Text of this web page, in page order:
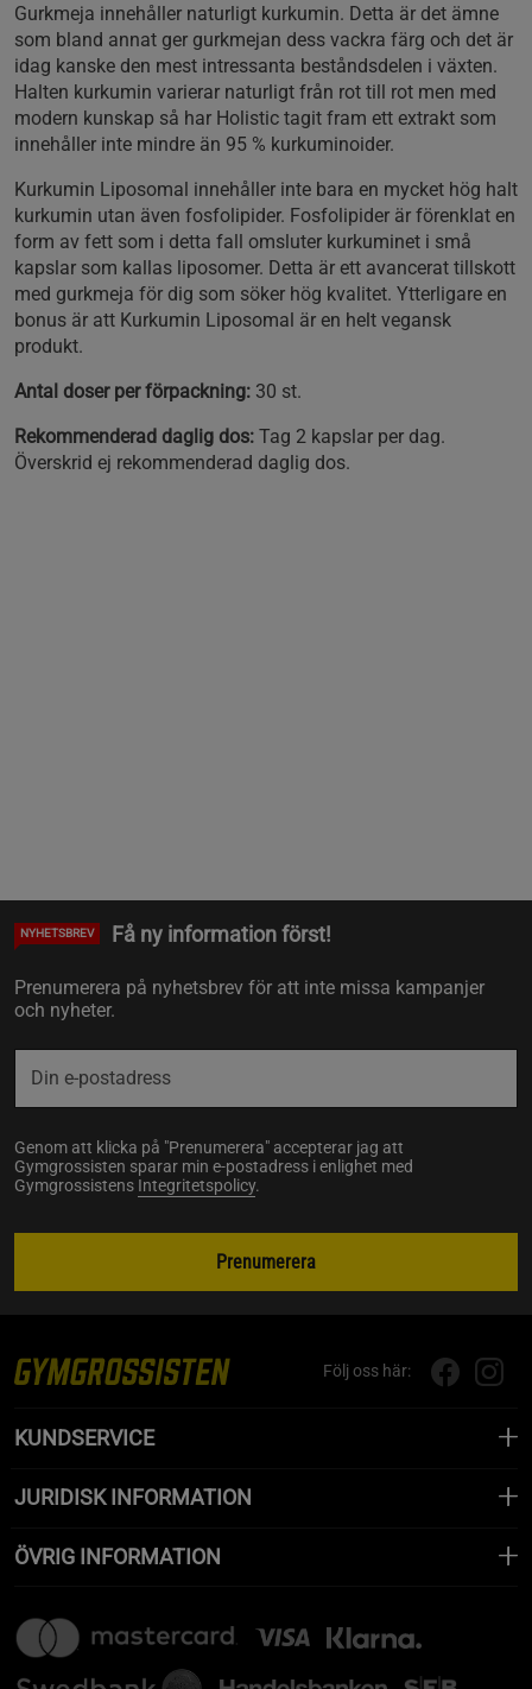
Gurkmeja innehåller naturligt kurkumin. Detta är det ämne
som bland annat ger gurkmejan dess vackra färg och det är
idag kanske den mest intressanta beståndsdelen i växten.
Halten kurkumin varierar naturligt från rot till rot men med
modern kunskap så har Holistic tagit fram ett extrakt som
innehåller inte mindre än 95 % kurkuminoider.
Kurkumin Liposomal innehåller inte bara en mycket hög halt
kurkumin utan även fosfolipider. Fosfolipider är förenklat en
form av fett som i detta fall omsluter kurkuminet i små
kapslar som kallas liposomer. Detta är ett avancerat tillskott
med gurkmeja för dig som söker hög kvalitet. Ytterligare en
bonus är att Kurkumin Liposomal är en helt vegansk
produkt.
Antal doser per förpackning: 30 st.
Rekommenderad daglig dos: Tag 2 kapslar per dag.
Överskrid ej rekommenderad daglig dos.
NYHETSBREV Få ny information först!
Prenumerera på nyhetsbrev för att inte missa kampanjer
och nyheter.
Genom att klicka på "Prenumerera" accepterar jag att
Gymgrossisten sparar min e-postadress i enlighet med
Gymgrossistens Integritetspolicy.
Prenumerera
Följ oss här:
KUNDSERVICE
JURIDISK INFORMATION
ÖVRIG INFORMATION